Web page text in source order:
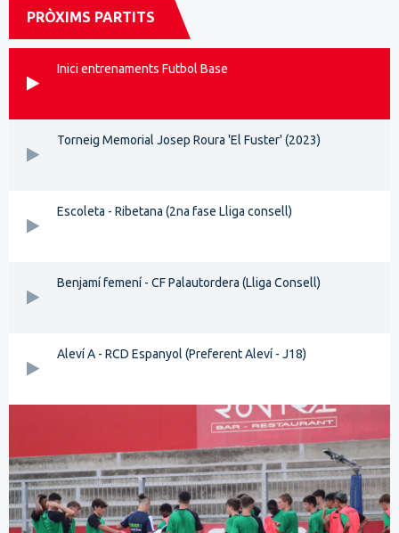
PRÒXIMS PARTITS
Inici entrenaments Futbol Base
Torneig Memorial Josep Roura 'El Fuster' (2023)
Escoleta - Ribetana (2na fase Lliga consell)
Benjamí femení - CF Palautordera (Lliga Consell)
Aleví A - RCD Espanyol (Preferent Aleví - J18)